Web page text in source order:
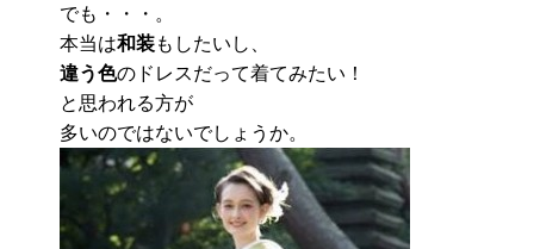
でも・・・。
本当は和装もしたいし、
違う色のドレスだって着てみたい！
と思われる方が
多いのではないでしょうか。